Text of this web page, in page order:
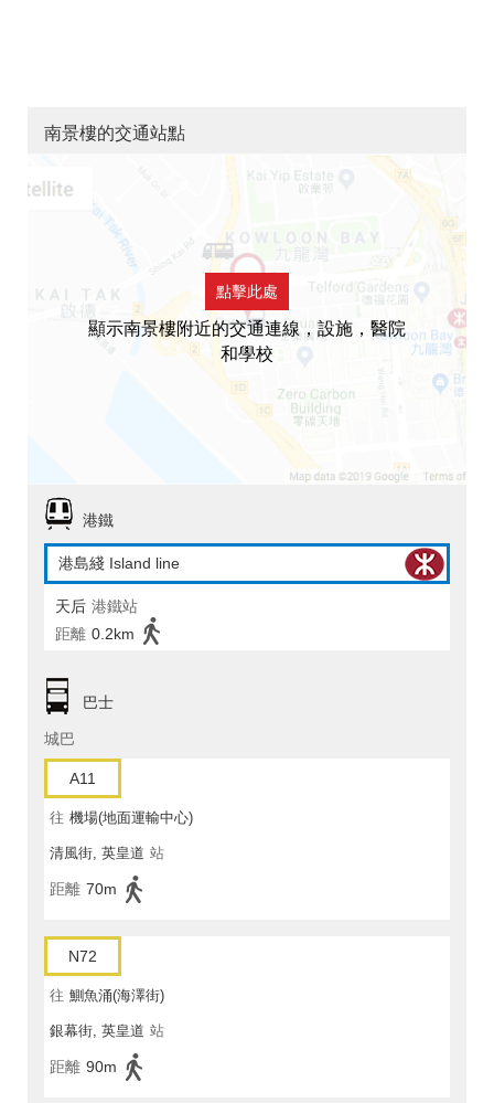
南景樓的交通站點
點擊此處
顯示南景樓附近的交通連線，設施，醫院
和學校
港鐵
港島綫 Island line
天后 港鐵站
距離 0.2km
巴士
城巴
A11
往 機場(地面運輸中心)
清風街, 英皇道 站
距離 70m
N72
往 鰂魚涌(海澤街)
銀幕街, 英皇道 站
距離 90m